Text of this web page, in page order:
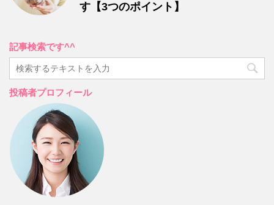
す【3つのポイント】
記事検索です^^
投稿者プロフィール